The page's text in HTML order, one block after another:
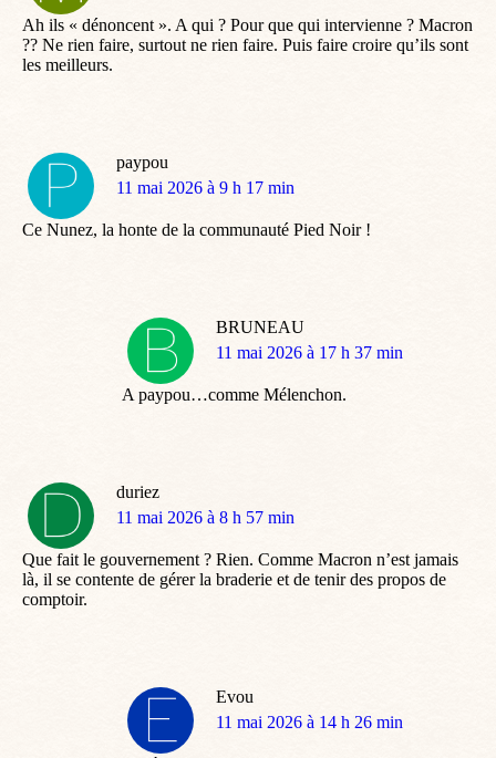
Ah ils « dénoncent ». A qui ? Pour que qui intervienne ? Macron
?? Ne rien faire, surtout ne rien faire. Puis faire croire qu’ils sont
les meilleurs.
paypou
dit
11 mai 2026 à 9 h 17 min
Ce Nunez, la honte de la communauté Pied Noir !
BRUNEAU
dit
11 mai 2026 à 17 h 37 min
A paypou…comme Mélenchon.
duriez
dit
11 mai 2026 à 8 h 57 min
Que fait le gouvernement ? Rien. Comme Macron n’est jamais
là, il se contente de gérer la braderie et de tenir des propos de
comptoir.
Evou
dit
11 mai 2026 à 14 h 26 min